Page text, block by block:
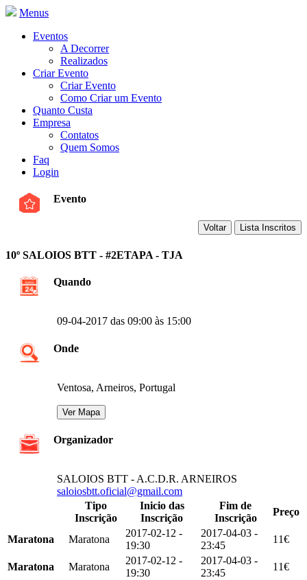
Menus
Eventos
A Decorrer
Realizados
Criar Evento
Criar Evento
Como Criar um Evento
Quanto Custa
Empresa
Contatos
Quem Somos
Faq
Login
Evento
10º SALOIOS BTT - #2ETAPA - TJA
Quando
09-04-2017 das 09:00 às 15:00
Onde
Ventosa, Arneiros, Portugal
Organizador
SALOIOS BTT - A.C.D.R. ARNEIROS
saloiosbtt.oficial@gmail.com
Tipo
Inscrição
Inicio das
Inscrição
Fim de
Inscrição
Preço
Maratona Maratona
2017-02-12 -
19:30
2017-04-03 -
23:45
11€
Maratona Maratona
2017-02-12 -
19:30
2017-04-03 -
23:45
11€